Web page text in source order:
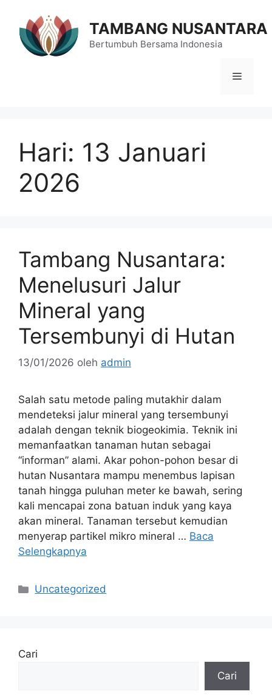
TAMBANG NUSANTARA
Bertumbuh Bersama Indonesia
Menu
Hari: 13 Januari
2026
Tambang Nusantara:
Menelusuri Jalur
Mineral yang
Tersembunyi di Hutan
13/01/2026 oleh admin
Salah satu metode paling mutakhir dalam
mendeteksi jalur mineral yang tersembunyi
adalah dengan teknik biogeokimia. Teknik ini
memanfaatkan tanaman hutan sebagai
“informan” alami. Akar pohon-pohon besar di
hutan Nusantara mampu menembus lapisan
tanah hingga puluhan meter ke bawah, sering
kali mencapai zona batuan induk yang kaya
akan mineral. Tanaman tersebut kemudian
menyerap partikel mikro mineral … Baca
Selengkapnya
Kategori
Uncategorized
Cari
Cari